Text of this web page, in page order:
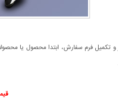
فرم سفارش، ابتدا محصول یا